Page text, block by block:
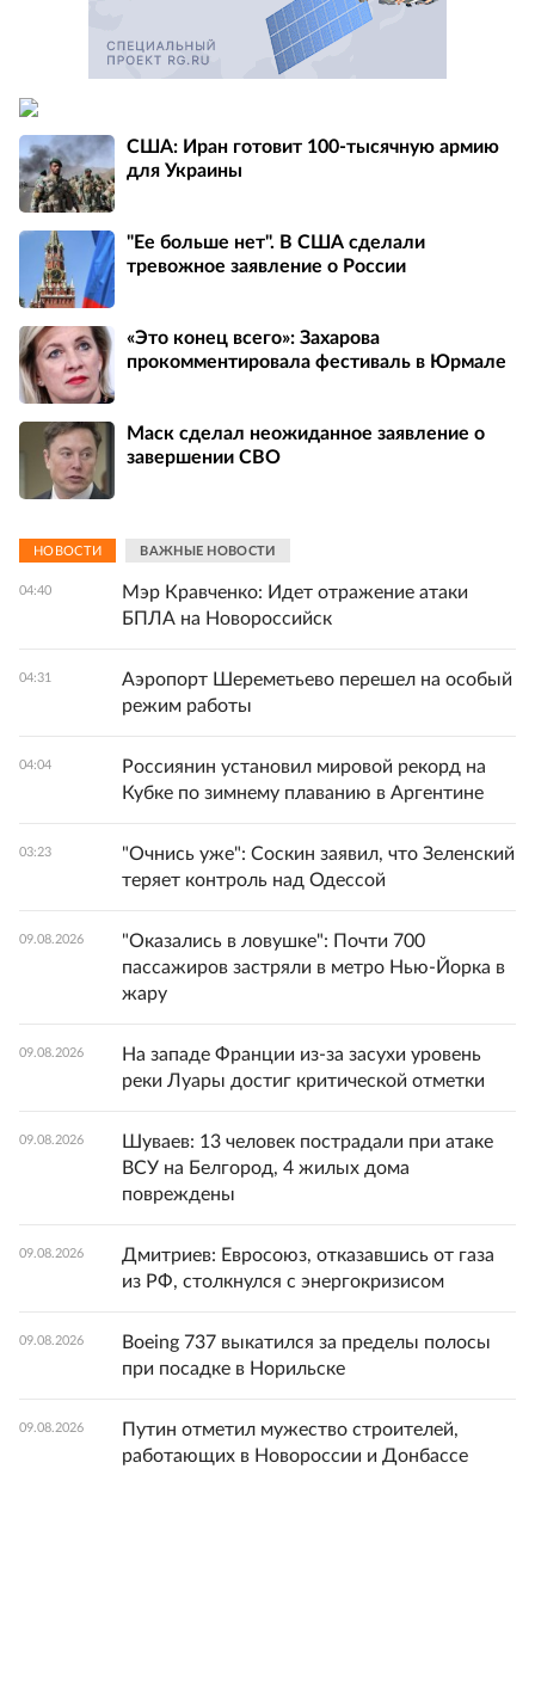
США: Иран готовит 100-тысячную армию
для Украины
"Ее больше нет". В США сделали
тревожное заявление о России
«Это конец всего»: Захарова
прокомментировала фестиваль в Юрмале
Маск сделал неожиданное заявление о
завершении СВО
НОВОСТИ ВАЖНЫЕ НОВОСТИ
04:40
Мэр Кравченко: Идет отражение атаки
БПЛА на Новороссийск
04:31
Аэропорт Шереметьево перешел на особый
режим работы
04:04
Россиянин установил мировой рекорд на
Кубке по зимнему плаванию в Аргентине
03:23
"Очнись уже": Соскин заявил, что Зеленский
теряет контроль над Одессой
09.08.2026
"Оказались в ловушке": Почти 700
пассажиров застряли в метро Нью-Йорка в
жару
09.08.2026
На западе Франции из-за засухи уровень
реки Луары достиг критической отметки
09.08.2026
Шуваев: 13 человек пострадали при атаке
ВСУ на Белгород, 4 жилых дома
повреждены
09.08.2026
Дмитриев: Евросоюз, отказавшись от газа
из РФ, столкнулся с энергокризисом
09.08.2026
Boeing 737 выкатился за пределы полосы
при посадке в Норильске
09.08.2026
Путин отметил мужество строителей,
работающих в Новороссии и Донбассе